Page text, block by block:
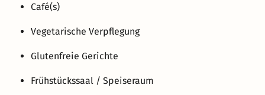
Café(s)
Vegetarische Verpflegung
Glutenfreie Gerichte
Frühstückssaal / Speiseraum